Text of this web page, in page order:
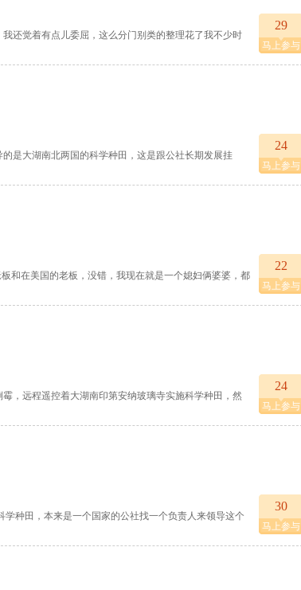
29
马上参与
还觉着有点儿委屈，这么分门别类的整理花了我不少时
24
马上参与
是大湖南北两国的科学种田，这是跟公社长期发展挂
22
马上参与
和在美国的老板，没错，我现在就是一个媳妇俩婆婆，都
24
马上参与
，远程遥控着大湖南印第安纳玻璃寺实施科学种田，然
30
马上参与
种田，本来是一个国家的公社找一个负责人来领导这个